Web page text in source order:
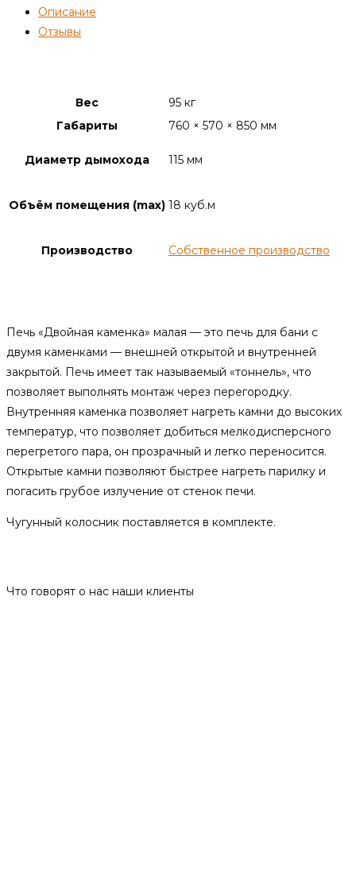
Описание
Отзывы
Вес
95 кг
Габариты
760 × 570 × 850 мм
Диаметр дымохода 115 мм
Объём помещения (max) 18 куб.м
Производство Собственное производство
Печь «Двойная каменка» малая — это печь для бани с
двумя каменками — внешней открытой и внутренней
закрытой. Печь имеет так называемый «тоннель», что
позволяет выполнять монтаж через перегородку.
Внутренняя каменка позволяет нагреть камни до высоких
температур, что позволяет добиться мелкодисперсного
перегретого пара, он прозрачный и легко переносится.
Открытые камни позволяют быстрее нагреть парилку и
погасить грубое излучение от стенок печи.
Чугунный колосник поставляется в комплекте.
Что говорят о нас наши клиенты